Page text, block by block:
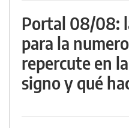
Portal 08/08:
para la
repercute en
signo y qué